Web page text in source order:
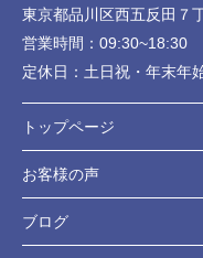
東京都品川区西五反田７
営業時間： 09:30~18:30
定休日： 土日祝・年末年
トップページ
お客様の声
ブログ